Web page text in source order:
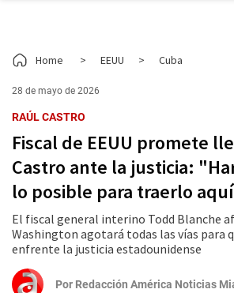
Home > EEUU > Cuba
28 de mayo de 2026
RAÚL CASTRO
Fiscal de EEUU promete
Castro ante la justicia:
lo posible para traerlo
El fiscal general interino Todd Blanche
Washington agotará todas las vías para
enfrente la justicia estadounidense
Por Redacción América Noticias